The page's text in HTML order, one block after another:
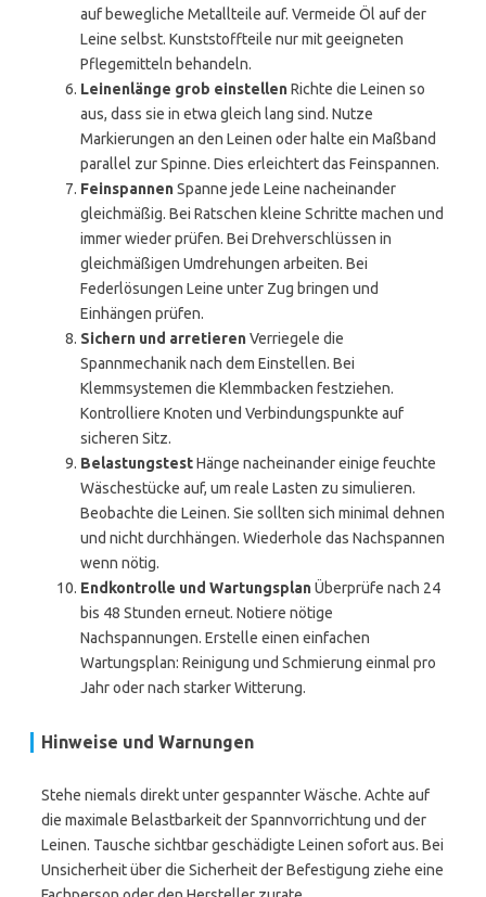
auf bewegliche Metallteile auf. Vermeide Öl auf der
Leine selbst. Kunststoffteile nur mit geeigneten
Pflegemitteln behandeln.
Leinenlänge grob einstellenRichte die Leinen so
aus, dass sie in etwa gleich lang sind. Nutze
Markierungen an den Leinen oder halte ein Maßband
parallel zur Spinne. Dies erleichtert das Feinspannen.
FeinspannenSpanne jede Leine nacheinander
gleichmäßig. Bei Ratschen kleine Schritte machen und
immer wieder prüfen. Bei Drehverschlüssen in
gleichmäßigen Umdrehungen arbeiten. Bei
Federlösungen Leine unter Zug bringen und
Einhängen prüfen.
Sichern und arretierenVerriegele die
Spannmechanik nach dem Einstellen. Bei
Klemmsystemen die Klemmbacken festziehen.
Kontrolliere Knoten und Verbindungspunkte auf
sicheren Sitz.
BelastungstestHänge nacheinander einige feuchte
Wäschestücke auf, um reale Lasten zu simulieren.
Beobachte die Leinen. Sie sollten sich minimal dehnen
und nicht durchhängen. Wiederhole das Nachspannen
wenn nötig.
Endkontrolle und WartungsplanÜberprüfe nach 24
bis 48 Stunden erneut. Notiere nötige
Nachspannungen. Erstelle einen einfachen
Wartungsplan: Reinigung und Schmierung einmal pro
Jahr oder nach starker Witterung.
Hinweise und Warnungen
Stehe niemals direkt unter gespannter Wäsche. Achte auf
die maximale Belastbarkeit der Spannvorrichtung und der
Leinen. Tausche sichtbar geschädigte Leinen sofort aus. Bei
Unsicherheit über die Sicherheit der Befestigung ziehe eine